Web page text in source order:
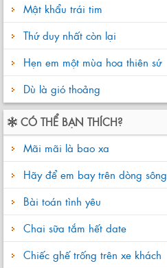
Mật khẩu trái tim
Thứ duy nhất còn lại
Hẹn em một mùa hoa thiên sứ
Dù là gió thoảng
CÓ THỂ BẠN THÍCH?
Mãi mãi là bao xa
Hãy để em bay trên dòng sông
Bài toán tình yêu
Chai sữa tắm hết date
Chiếc ghế trống trên xe khách